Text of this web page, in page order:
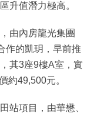
升值潛力極高。
由內房龍光集團
作的凱玥，早前推
其3座9樓A室，實
約49,500元。
站項目，由華懋、